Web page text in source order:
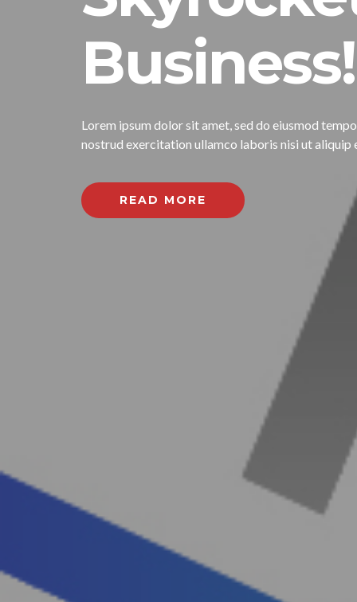
Business!
Lorem ipsum dolor sit amet, sed do eiusmod
nostrud exercitation ullamco laboris nisi ut aliquip
READ MORE